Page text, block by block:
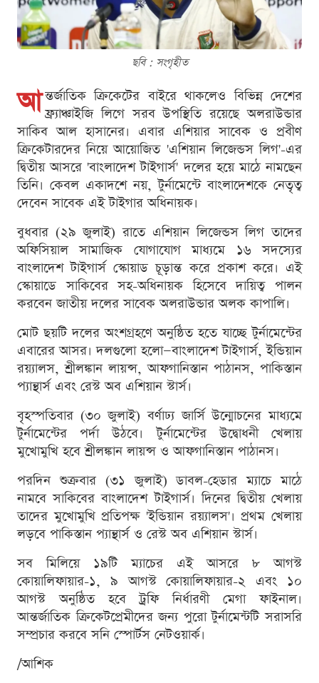
ছবি : সংগৃহীত
আ ন্তর্জাতিক ক্রিকেটের বাইরে থাকলেও বিভিন্ন দেশের
ফ্র্যাঞ্চাইজি লিগে সরব উপস্থিতি রয়েছে অলরাউন্ডার
সাকিব আল হাসানের। এবার এশিয়ার সাবেক ও প্রবীণ
ক্রিকেটারদের নিয়ে আয়োজিত 'এশিয়ান লিজেন্ডস লিগ'-এর
দ্বিতীয় আসরে 'বাংলাদেশ টাইগার্স' দলের হয়ে মাঠে নামছেন
তিনি। কেবল একাদশে নয়, টুর্নামেন্টে বাংলাদেশকে নেতৃত্ব
দেবেন সাবেক এই টাইগার অধিনায়ক।
বুধবার (২৯ জুলাই) রাতে এশিয়ান লিজেন্ডস লিগ তাদের
অফিসিয়াল সামাজিক যোগাযোগ মাধ্যমে ১৬ সদস্যের
বাংলাদেশ টাইগার্স স্কোয়াড চূড়ান্ত করে প্রকাশ করে। এই
স্কোয়াডে সাকিবের সহ-অধিনায়ক হিসেবে দায়িত্ব পালন
করবেন জাতীয় দলের সাবেক অলরাউন্ডার অলক কাপালি।
মোট ছয়টি দলের অংশগ্রহণে অনুষ্ঠিত হতে যাচ্ছে টুর্নামেন্টের
এবারের আসর। দলগুলো হলো—বাংলাদেশ টাইগার্স, ইন্ডিয়ান
রয়্যালস, শ্রীলঙ্কান লায়ন্স, আফগানিস্তান পাঠানস, পাকিস্তান
প্যান্থার্স এবং রেস্ট অব এশিয়ান স্টার্স।
বৃহস্পতিবার (৩০ জুলাই) বর্ণাঢ্য জার্সি উন্মোচনের মাধ্যমে
টুর্নামেন্টের পর্দা উঠবে। টুর্নামেন্টের উদ্বোধনী খেলায়
মুখোমুখি হবে শ্রীলঙ্কান লায়ন্স ও আফগানিস্তান পাঠানস।
পরদিন শুক্রবার (৩১ জুলাই) ডাবল-হেডার ম্যাচে মাঠে
নামবে সাকিবের বাংলাদেশ টাইগার্স। দিনের দ্বিতীয় খেলায়
তাদের মুখোমুখি প্রতিপক্ষ 'ইন্ডিয়ান রয়্যালস'। প্রথম খেলায়
লড়বে পাকিস্তান প্যান্থার্স ও রেস্ট অব এশিয়ান স্টার্স।
সব মিলিয়ে ১৯টি ম্যাচের এই আসরে ৮ আগস্ট
কোয়ালিফায়ার-১, ৯ আগস্ট কোয়ালিফায়ার-২ এবং ১০
আগস্ট অনুষ্ঠিত হবে ট্রফি নির্ধারণী মেগা ফাইনাল।
আন্তর্জাতিক ক্রিকেটপ্রেমীদের জন্য পুরো টুর্নামেন্টটি সরাসরি
সম্প্রচার করবে সনি স্পোর্টস নেটওয়ার্ক।
/আশিক